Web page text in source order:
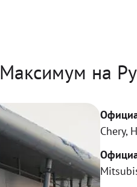
Максимум на
Chery,